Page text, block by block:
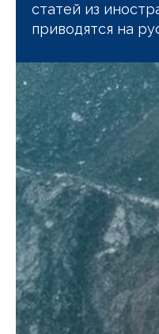
статей из
приводятся на